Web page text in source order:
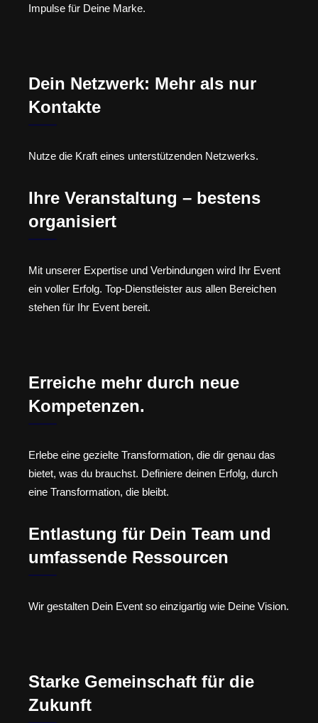
Impulse für Deine Marke.
Dein Netzwerk: Mehr als nur
Kontakte
Nutze die Kraft eines unterstützenden Netzwerks.
Ihre Veranstaltung – bestens
organisiert
Mit unserer Expertise und Verbindungen wird Ihr Event
ein voller Erfolg. Top-Dienstleister aus allen Bereichen
stehen für Ihr Event bereit.
Erreiche mehr durch neue
Kompetenzen.
Erlebe eine gezielte Transformation, die dir genau das
bietet, was du brauchst. Definiere deinen Erfolg, durch
eine Transformation, die bleibt.
Entlastung für Dein Team und
umfassende Ressourcen
Wir gestalten Dein Event so einzigartig wie Deine Vision.
Starke Gemeinschaft für die
Zukunft